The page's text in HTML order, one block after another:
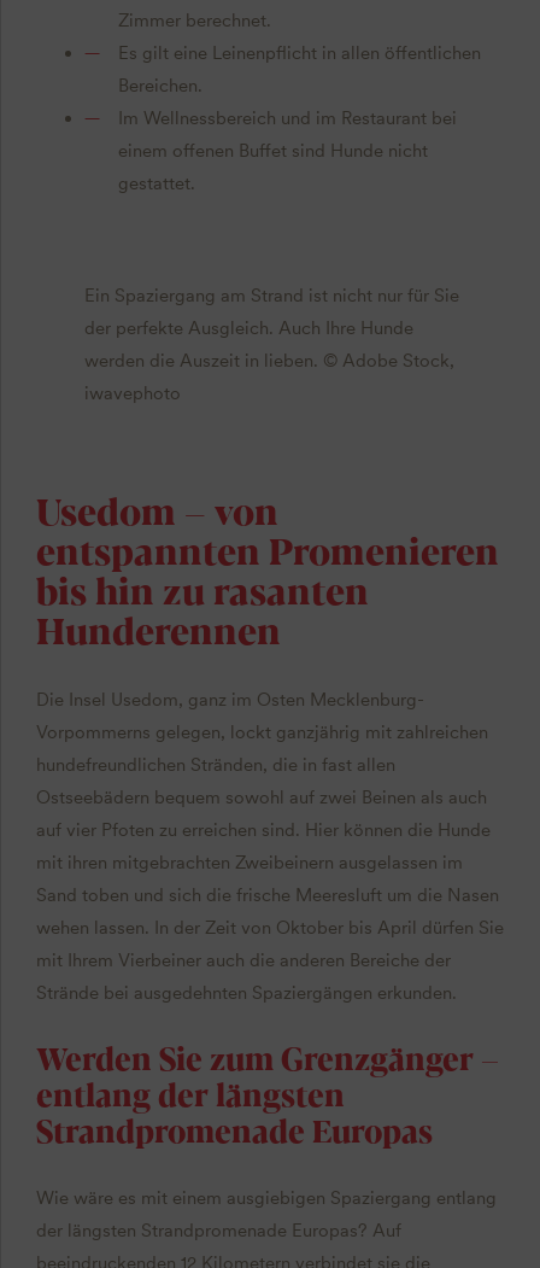
Zimmer berechnet.
Es gilt eine Leinenpflicht in allen öffentlichen
Bereichen.
Im Wellnessbereich und im Restaurant bei
einem offenen Buffet sind Hunde nicht
gestattet.
Ein Spaziergang am Strand ist nicht nur für Sie
der perfekte Ausgleich. Auch Ihre Hunde
werden die Auszeit in lieben. © Adobe Stock,
iwavephoto
Usedom – von
entspannten Promenieren
bis hin zu rasanten
Hunderennen
Die Insel Usedom, ganz im Osten Mecklenburg-
Vorpommerns gelegen, lockt ganzjährig mit zahlreichen
hundefreundlichen Stränden, die in fast allen
Ostseebädern bequem sowohl auf zwei Beinen als auch
auf vier Pfoten zu erreichen sind. Hier können die Hunde
mit ihren mitgebrachten Zweibeinern ausgelassen im
Sand toben und sich die frische Meeresluft um die Nasen
wehen lassen. In der Zeit von Oktober bis April dürfen Sie
mit Ihrem Vierbeiner auch die anderen Bereiche der
Strände bei ausgedehnten Spaziergängen erkunden.
Werden Sie zum Grenzgänger –
entlang der längsten
Strandpromenade Europas
Wie wäre es mit einem ausgiebigen Spaziergang entlang
der längsten Strandpromenade Europas? Auf
beeindruckenden 12 Kilometern verbindet sie die